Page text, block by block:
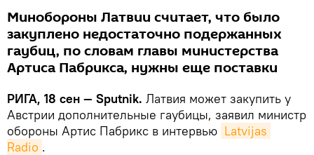
Минобороны Латвии считает, что было
закуплено недостаточно подержанных
гаубиц, по словам главы министерства
Артиса Пабрикса, нужны еще поставки
РИГА, 18 сен — Sputnik. Латвия может закупить у
Австрии дополнительные гаубицы, заявил министр
обороны Артис Пабрикс в интервью Latvijas
Radio .